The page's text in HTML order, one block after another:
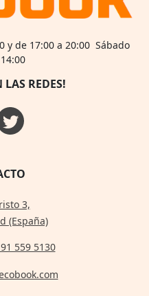
y de 17:00 a 20:00 Sábado
LAS REDES!
3,
(España)
559 5130